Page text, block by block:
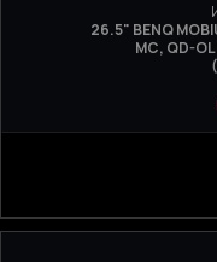
26.5" BENQ
МС, QD-